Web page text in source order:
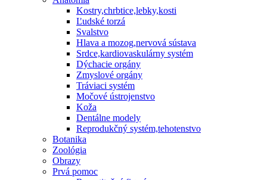
Kostry,chrbtice,lebky,kosti
Ľudské torzá
Svalstvo
Hlava a mozog,nervová sústava
Srdce,kardiovaskulárny systém
Dýchacie orgány
Zmyslové orgány
Tráviaci systém
Močové ústrojenstvo
Koža
Dentálne modely
Reprodukčný systém,tehotenstvo
Botanika
Zoológia
Obrazy
Prvá pomoc